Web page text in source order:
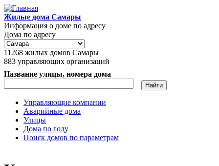
Перейти к основному содержанию
Жилые дома Самары
Информация о доме по адресу
Дома по адресу
11268 жилых домов Самары
883 управляющих организаций
Название улицы, номера дома
Главное меню
Управляющие компании
Аварийные дома
Улицы
Дома по году
Поиск домов по параметрам